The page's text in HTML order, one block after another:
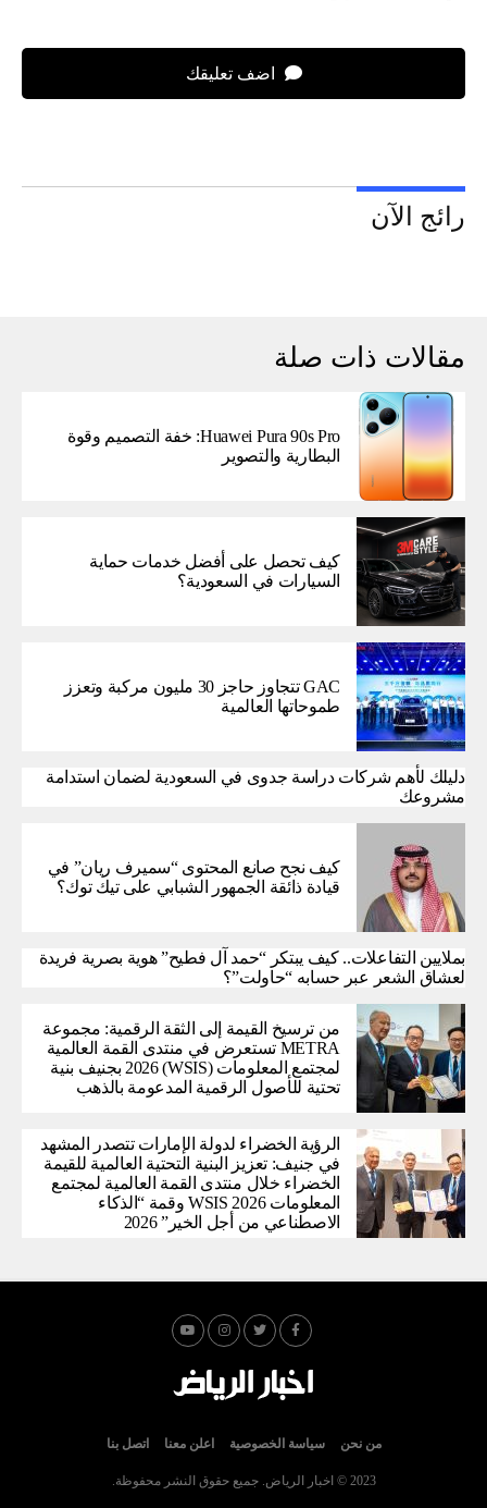
اضف تعليقك
رائج الآن
مقالات ذات صلة
Huawei Pura 90s Pro: خفة التصميم وقوة
البطارية والتصوير
كيف تحصل على أفضل خدمات حماية
السيارات في السعودية؟
GAC تتجاوز حاجز 30 مليون مركبة وتعزز
طموحاتها العالمية
دليلك لأهم شركات دراسة جدوى في السعودية لضمان استدامة
مشروعك
كيف نجح صانع المحتوى “سميرف ريان” في
قيادة ذائقة الجمهور الشبابي على تيك توك؟
بملايين التفاعلات.. كيف يبتكر “حمد آل فطيح” هوية بصرية فريدة
لعشاق الشعر عبر حسابه “حاولت”؟
من ترسيخ القيمة إلى الثقة الرقمية: مجموعة
METRA تستعرض في منتدى القمة العالمية
لمجتمع المعلومات (WSIS) 2026 بجنيف بنية
تحتية للأصول الرقمية المدعومة بالذهب
الرؤية الخضراء لدولة الإمارات تتصدر المشهد
في جنيف: تعزيز البنية التحتية العالمية للقيمة
الخضراء خلال منتدى القمة العالمية لمجتمع
المعلومات WSIS 2026 وقمة “الذكاء
الاصطناعي من أجل الخير” 2026
من نحن سياسة الخصوصية اعلن معنا اتصل بنا
2023 © اخبار الرياض. جميع حقوق النشر محفوظة.